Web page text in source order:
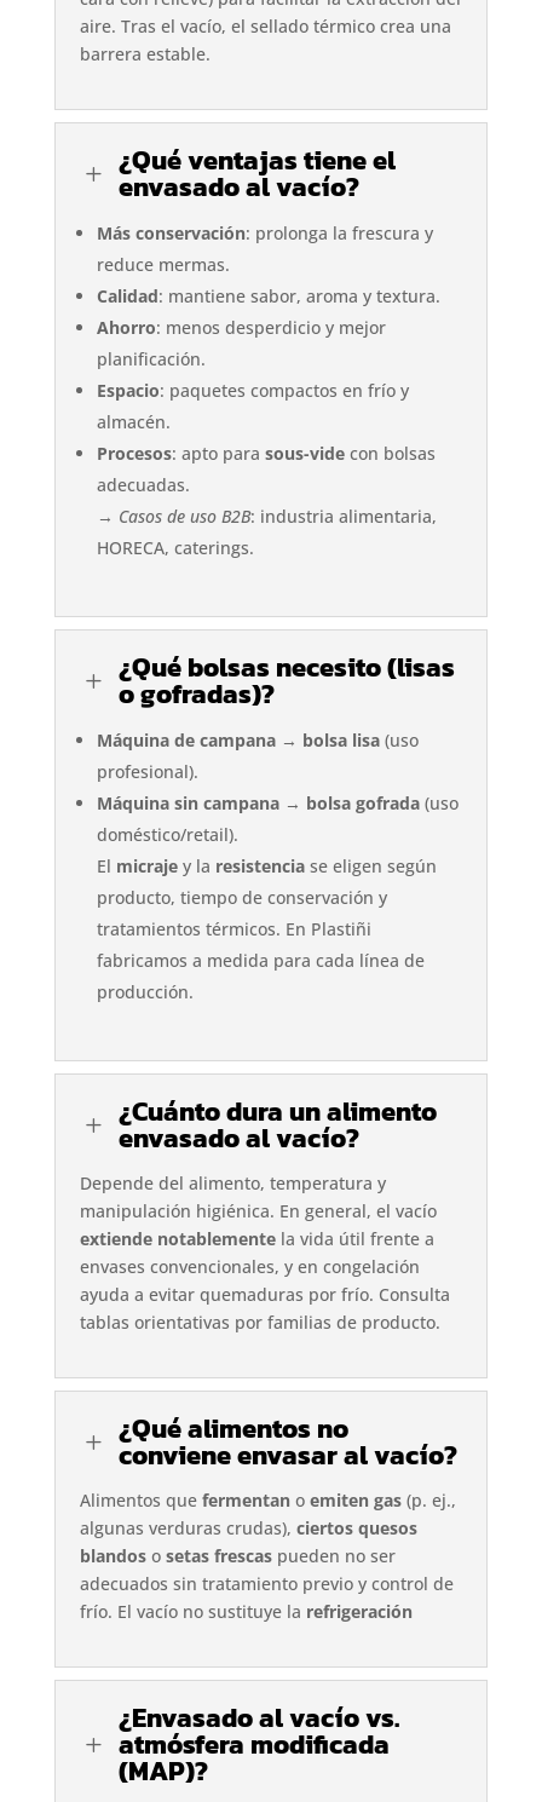
aire. Tras el vacío, el sellado térmico crea una
barrera estable.
L ¿Qué ventajas tiene el
envasado al vacío?
Más conservación: prolonga la frescura y
reduce mermas.
Calidad: mantiene sabor, aroma y textura.
Ahorro: menos desperdicio y mejor
planificación.
Espacio: paquetes compactos en frío y
almacén.
Procesos: apto para sous-videcon bolsas
adecuadas.
→ Casos de uso B2B: industria alimentaria,
HORECA, caterings.
L ¿Qué bolsas necesito (lisas
o gofradas)?
Máquina de campana→ bolsa lisa(uso
profesional).
Máquina sin campana→ bolsa gofrada(uso
doméstico/retail).
El micrajey la resistenciase eligen según
producto, tiempo de conservación y
tratamientos térmicos. En Plastiñi
fabricamos a medida para cada línea de
producción.
L ¿Cuánto dura un alimento
envasado al vacío?
Depende del alimento, temperatura y
manipulación higiénica. En general, el vacío
extiende notablementela vida útil frente a
envases convencionales, y en congelación
ayuda a evitar quemaduras por frío. Consulta
tablas orientativas por familias de producto.
L ¿Qué alimentos no
conviene envasar al vacío?
Alimentos que fermentan o emiten gas(p. ej.,
algunas verduras crudas), ciertos quesos
blandoso setas frescaspueden no ser
adecuados sin tratamiento previo y control de
frío. El vacío no sustituye la refrigeración
L
¿Envasado al vacío vs.
atmósfera modificada
(MAP)?